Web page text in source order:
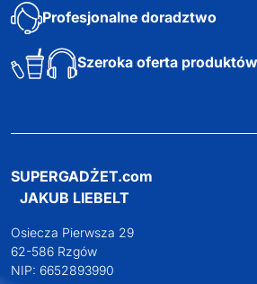
Profesjonalne doradztwo
Szeroka oferta produktów
SUPERGADŻET.com
JAKUB LIEBELT
Osiecza Pierwsza 29
62-586 Rzgów
NIP: 6652893990